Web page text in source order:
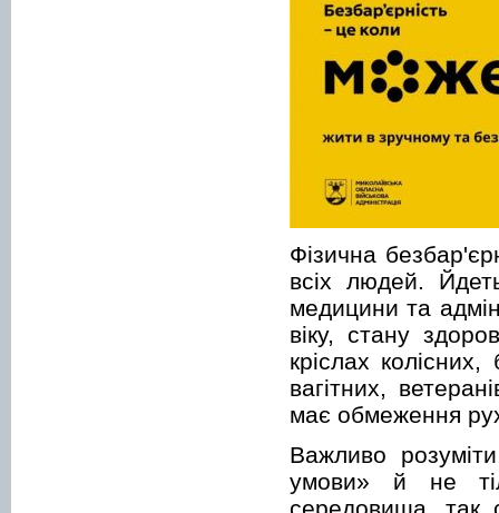
Фізична
всіх людей.
медицини та
віку, стану
кріслах
вагітних,
має обмеження
Важливо
умови» й не